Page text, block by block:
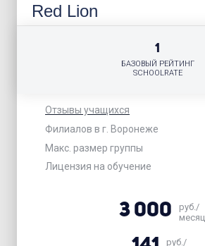
Red Lion
Отзывы учащихся
Филиалов в г. Воронеже
Макс. размер группы
Лицензия на обучение
1
БАЗОВЫЙ РЕЙТИНГ
SCHOOLRATE
3 000
руб./
месяц
руб./